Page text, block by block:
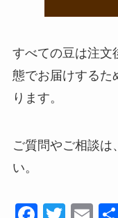
すべての豆は注文
態でお届けするた
ります。
ご質問やご相談は
い。